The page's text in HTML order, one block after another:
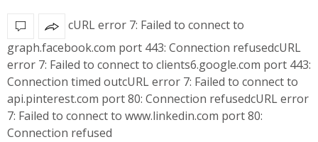
cURL error 7: Failed to connect to
graph.facebook.com port 443: Connection refusedcURL
error 7: Failed to connect to clients6.google.com port 443:
Connection timed outcURL error 7: Failed to connect to
api.pinterest.com port 80: Connection refusedcURL error
7: Failed to connect to www.linkedin.com port 80:
Connection refused